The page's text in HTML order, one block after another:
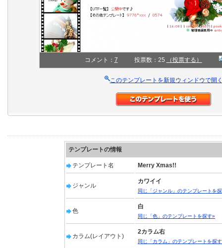
コメント： 7 投票数：25 （投票する）
このテンプレートを新規ウィンドウで開
テンプレートの情報
テンプレート名 Merry Xmas!!
ジャンル
カワイイ
同じ「ジャンル」のテンプレートを
色
白
同じ「色」のテンプレートを探す»
カラム(レイアウト)
2カラム右
同じ「カラム」のテンプレートを探